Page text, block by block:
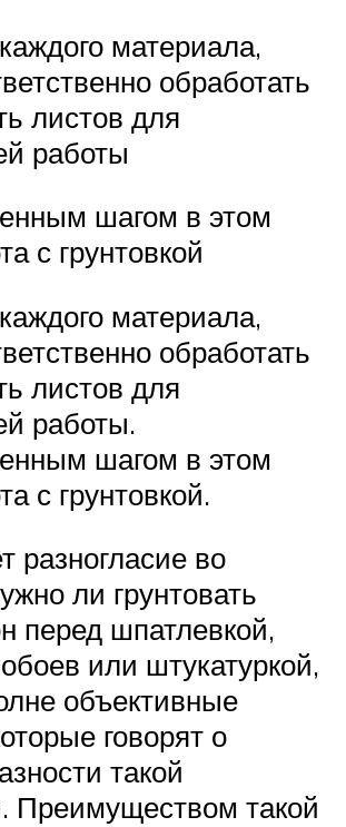
материала,
обработать
листов для
работы
шагом в этом
с грунтовкой
материала,
обработать
листов для
работы.
шагом в этом
с грунтовкой.
разногласие во
ли грунтовать
перед шпатлевкой,
или штукатуркой,
объективные
говорят о
такой
Преимуществом такой